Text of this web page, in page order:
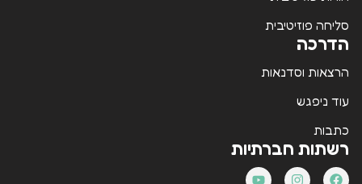
סליחה פוזיטיבית
הדרכה
הרצאות וסדנאות
עוד ניפגש
כתבות
רשתות חברתיות